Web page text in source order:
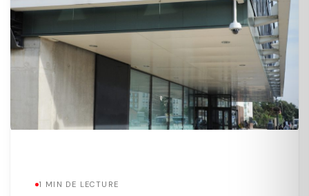
1 MIN DE LECTURE